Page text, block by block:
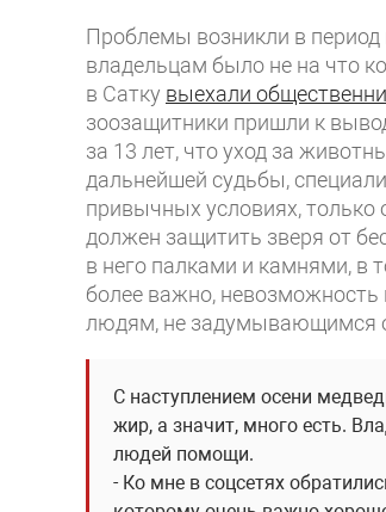
Проблемы возникли в период
владельцам было не на что
в Сатку выехали
зоозащитники пришли к
за 13 лет, что уход за
дальнейшей судьбы,
привычных условиях, только
должен защитить зверя от
в него палками и камнями, в
более важно, невозможность
людям, не задумывающимся
С наступлением осени
жир, а значит, много есть.
людей помощи.
- Ко мне в соцсетях